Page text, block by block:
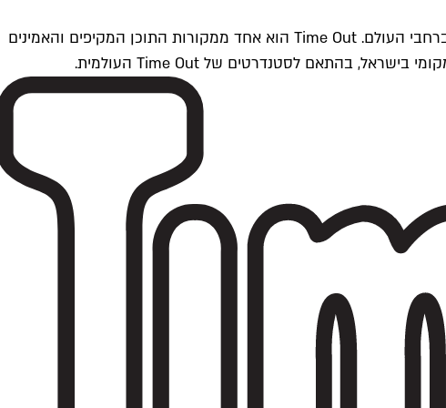
Time Outתל אביב הוא חלק מרשת Time Out Global — רשת מדיה בינלאומית הפועלת ב-360 ערים מרכזיות וב-60 מדינות ברחבי העולם. Time Out הוא אחד ממקורות התוכן המקיפים והאמינים